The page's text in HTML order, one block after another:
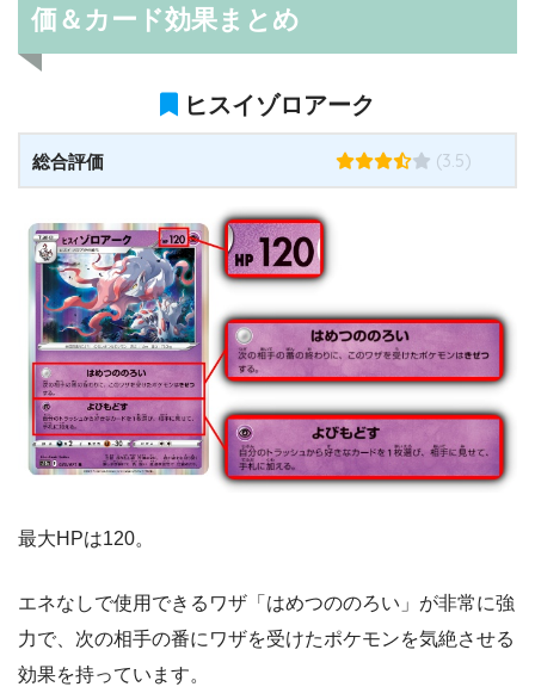
価＆カード効果まとめ
ヒスイゾロアーク
総合評価 (3.5)
最大HPは120。
エネなしで使用できるワザ「はめつののろい」が非常に強
力で、次の相手の番にワザを受けたポケモンを気絶させる
効果を持っています。